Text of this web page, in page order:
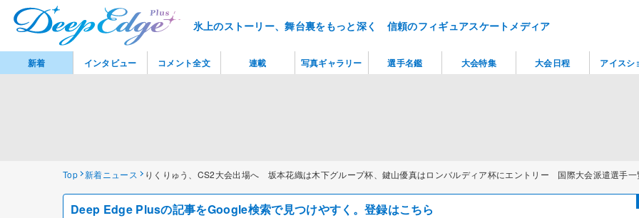
氷上のストーリー、舞台裏をもっと深く 信頼のフィギュアスケートメディア
Top 新着ニュース りくりゅう、CS2大会出場へ 坂本花織は木下グループ杯、鍵山優真はロンバルディア杯にエントリー 国際大会派遣選手一
Deep Edge Plusの記事をGoogle検索で見つけやすく。登録はこちら
新着 インタビュー コメント全文 連載 写真ギャラリー 選手名鑑 大会特集 大会日程 アイスシ